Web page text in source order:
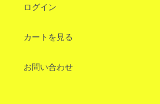
ログイン
カートを見る
お問い合わせ